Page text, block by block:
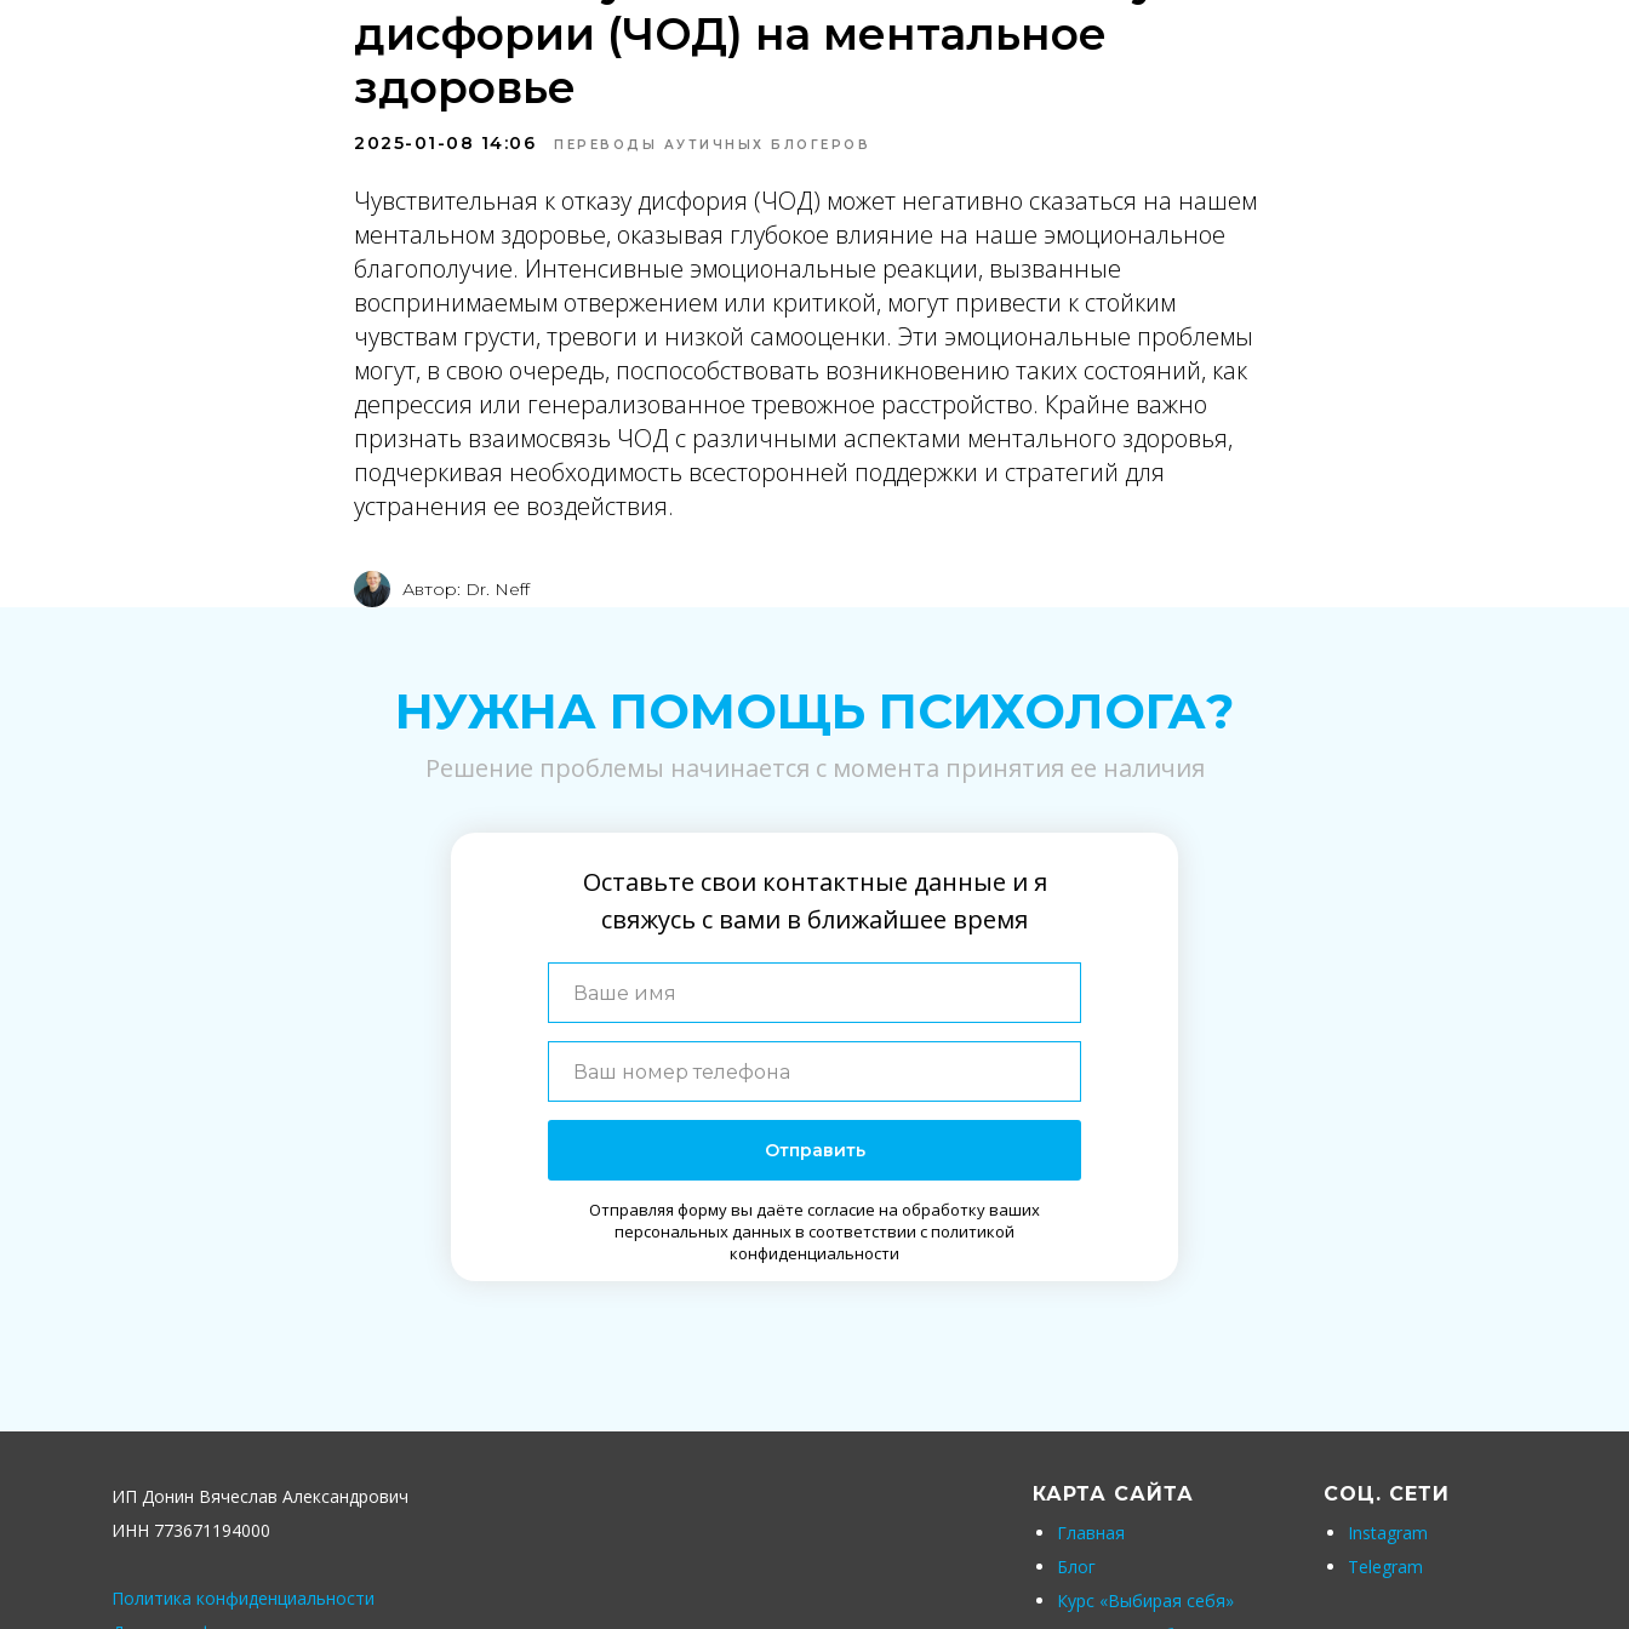
дисфории (ЧОД) на ментальное
здоровье
2025-01-08 14:06 ПЕРЕВОДЫ АУТИЧНЫХ БЛОГЕРОВ
Чувствительная к отказу дисфория (ЧОД) может негативно сказаться на нашем
ментальном здоровье, оказывая глубокое влияние на наше эмоциональное
благополучие. Интенсивные эмоциональные реакции, вызванные
воспринимаемым отвержением или критикой, могут привести к стойким
чувствам грусти, тревоги и низкой самооценки. Эти эмоциональные проблемы
могут, в свою очередь, поспособствовать возникновению таких состояний, как
депрессия или генерализованное тревожное расстройство. Крайне важно
признать взаимосвязь ЧОД с различными аспектами ментального здоровья,
подчеркивая необходимость всесторонней поддержки и стратегий для
устранения ее воздействия.
Автор: Dr. Neff
Отправить
Отправляя форму вы даёте согласие на обработку ваших
персональных данных в соответствии с политикой
конфиденциальности
Решение проблемы начинается с момента принятия ее наличия
Оставьте свои контактные данные и я
свяжусь с вами в ближайшее время
НУЖНА ПОМОЩЬ ПСИХОЛОГА?
ИП Донин Вячеслав Александрович
ИНН 773671194000
Политика конфиденциальности
КАРТА САЙТА
Главная
Блог
Курс «Выбирая себя»
СОЦ. СЕТИ
Instagram
Telegram